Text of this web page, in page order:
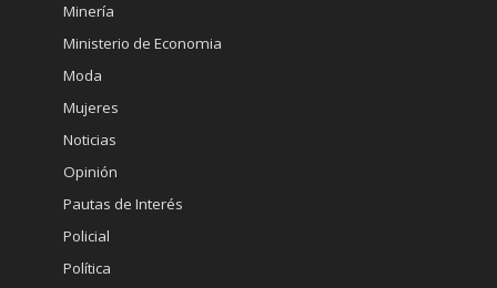
Minería
Ministerio de Economia
Moda
Mujeres
Noticias
Opinión
Pautas de Interés
Policial
Política